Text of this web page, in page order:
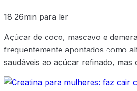
18 26min para ler
Açúcar de coco, mascavo e
frequentemente apontados como
saudáveis ao açúcar refinado, mas